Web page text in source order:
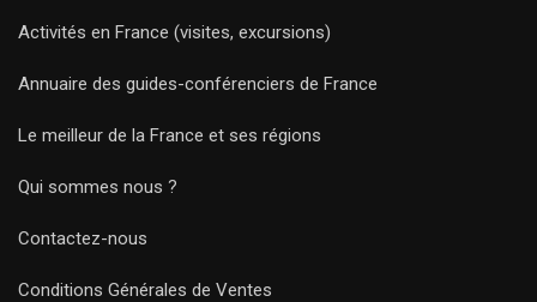
Activités en France (visites, excursions)
Annuaire des guides-conférenciers de France
Le meilleur de la France et ses régions
Qui sommes nous ?
Contactez-nous
Conditions Générales de Ventes